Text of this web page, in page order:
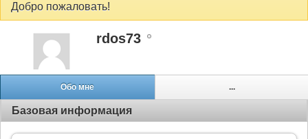
Добро пожаловать!
rdos73
Обо мне ...
Базовая информация